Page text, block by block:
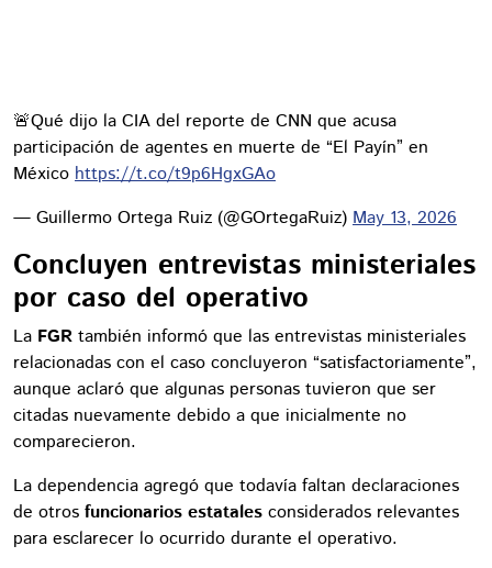
🚨Qué dijo la CIA del reporte de CNN que acusa
participación de agentes en muerte de “El Payín” en
México https://t.co/t9p6HgxGAo
— Guillermo Ortega Ruiz (@GOrtegaRuiz) May 13, 2026
Concluyen entrevistas ministeriales
por caso del operativo
La FGR también informó que las entrevistas ministeriales
relacionadas con el caso concluyeron “satisfactoriamente”,
aunque aclaró que algunas personas tuvieron que ser
citadas nuevamente debido a que inicialmente no
comparecieron.
La dependencia agregó que todavía faltan declaraciones
de otros funcionarios estatales considerados relevantes
para esclarecer lo ocurrido durante el operativo.